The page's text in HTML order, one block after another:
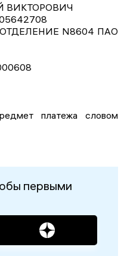
ВИКТОРОВИЧ
ОТДЕЛЕНИЕ N8604 ПАО
платежа словом
первыми